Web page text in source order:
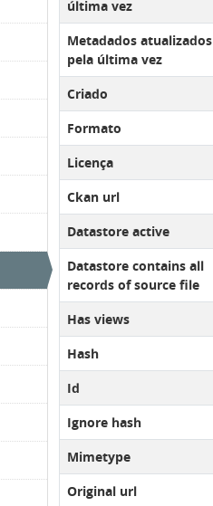
última vez
Metadados atualizados
pela última vez
Criado
Formato
Licença
Ckan url
Datastore active
Datastore contains all
records of source file
Has views
Hash
Id
Ignore hash
Mimetype
Original url